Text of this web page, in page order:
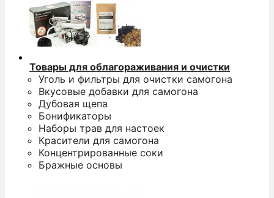
Товары для облагораживания и очистки
Уголь и фильтры для очистки самогона
Вкусовые добавки для самогона
Дубовая щепа
Бонификаторы
Наборы трав для настоек
Красители для самогона
Концентрированные соки
Бражные основы